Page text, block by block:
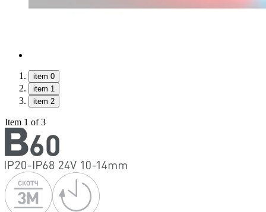
item 0
item 1
item 2
Item 1 of 3